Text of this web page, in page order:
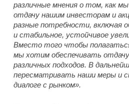
различные мнения о том, как
отдачу нашим инвесторам и
разные потребности, включая
и стабильное, устойчивое
Вместо того чтобы
мы хотим обеспечивать
различных подходов. В
пересматривать наши меры и
диалоге с рынком».